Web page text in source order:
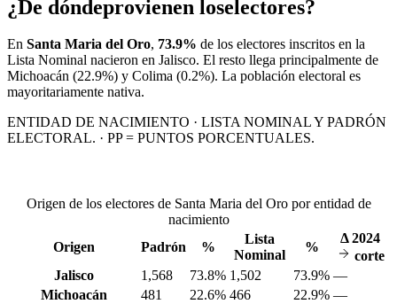
¿De dóndeprovienen loselectores?
En Santa Maria del Oro, 73.9% de los electores inscritos en la
Lista Nominal nacieron en Jalisco. El resto llega principalmente de
Michoacán (22.9%) y Colima (0.2%). La población electoral es
mayoritariamente nativa.
ENTIDAD DE NACIMIENTO · LISTA NOMINAL Y PADRÓN
ELECTORAL. · PP = PUNTOS PORCENTUALES.
Origen de los electores de Santa Maria del Oro por entidad de
nacimiento
Origen
Padrón %
Lista
Nominal
%
Δ2024
corte
Jalisco
1,568 73.8% 1,502 73.9% —
Michoacán
481 22.6% 466 22.9% —